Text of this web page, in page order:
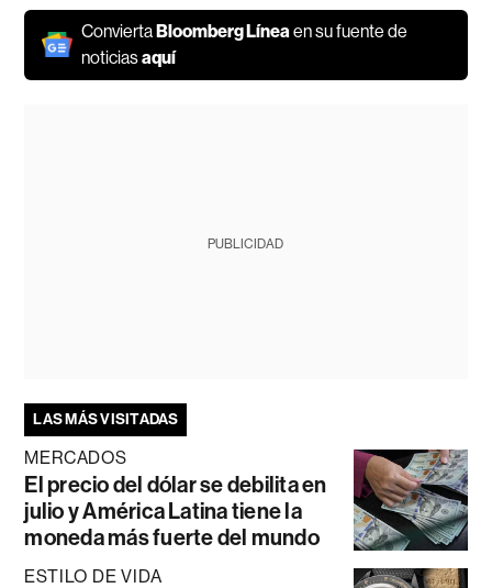
ConviertaBloomberg Línea en su fuente de
noticiasaquí
PUBLICIDAD
LAS MÁS VISITADAS
MERCADOS
El precio del dólar se debilita en
julio y América Latina tiene la
moneda más fuerte del mundo
ESTILO DE VIDA